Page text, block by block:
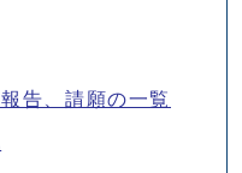
告、請願の一覧